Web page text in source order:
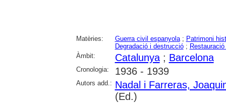
Matèries: Guerra civil espanyola; Patrimoni
Degradació i destrucció;
Àmbit:
Catalunya; Barcelona
Cronologia: 1936 - 1939
Autors add.: Nadal i Farreras,
(Ed.)